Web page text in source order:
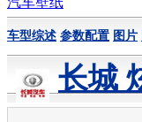
车型综述 参数配置 图片
长城